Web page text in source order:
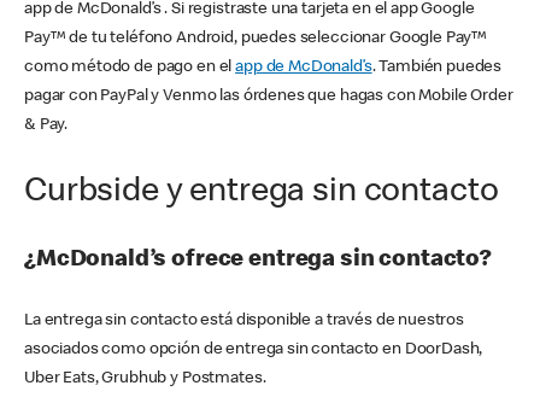
app de McDonald’s . Si registraste una tarjeta en el app Google
Pay™ de tu teléfono Android, puedes seleccionar Google Pay™
como método de pago en elapp de McDonald’s. También puedes
pagar con PayPal y Venmo las órdenes que hagas con Mobile Order
& Pay.
Curbside y entrega sin contacto
¿McDonald’s ofrece entrega sin contacto?
La entrega sin contacto está disponible a través de nuestros
asociados como opción de entrega sin contacto en DoorDash,
Uber Eats, Grubhub y Postmates.